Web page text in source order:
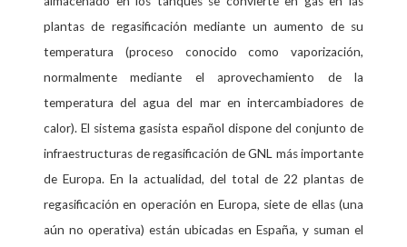
plantas de regasificación mediante un aumento de su
temperatura (proceso conocido como vaporización,
normalmente mediante el aprovechamiento de la
temperatura del agua del mar en intercambiadores de
calor). El sistema gasista español dispone del conjunto de
infraestructuras de regasificación de GNL más importante
de Europa. En la actualidad, del total de 22 plantas de
regasificación en operación en Europa, siete de ellas (una
aún no operativa) están ubicadas en España, y suman el